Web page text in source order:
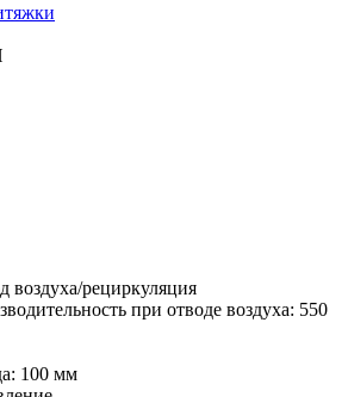
воздуха/рециркуляция
при отводе воздуха: 550
100 мм